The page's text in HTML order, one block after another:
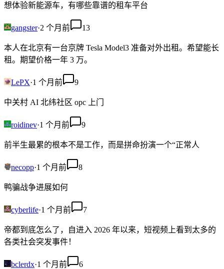
想体验新能源车，有哪些靠谱的租车平台
gangster·2 个月前 13
本人在北京有一台京牌 Tesla Model3 准备对外出租。希望能长
租。期望价格一年 3 万。
LePX·1 个月前 9
中关村 AI 北纬社区 opc 上门
roidinev·1 个月前 9
前半生最累的根本不是工作，而是拼命扮演一个“正常人
necopp·1 个月前 8
鸭骗战争进展如何
cyberlife·1 个月前 7
帝都到底怎么了，自进入 2026 年以来，短视频上看到太多的
各类社会突发事件！
bclerdx·1 个月前 6